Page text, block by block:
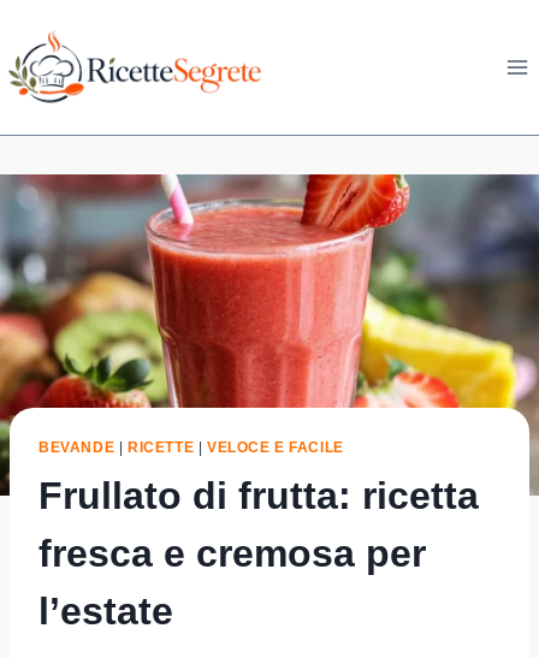
content
BEVANDE | RICETTE | VELOCE E FACILE
Frullato di frutta: ricetta
fresca e cremosa per
l’estate